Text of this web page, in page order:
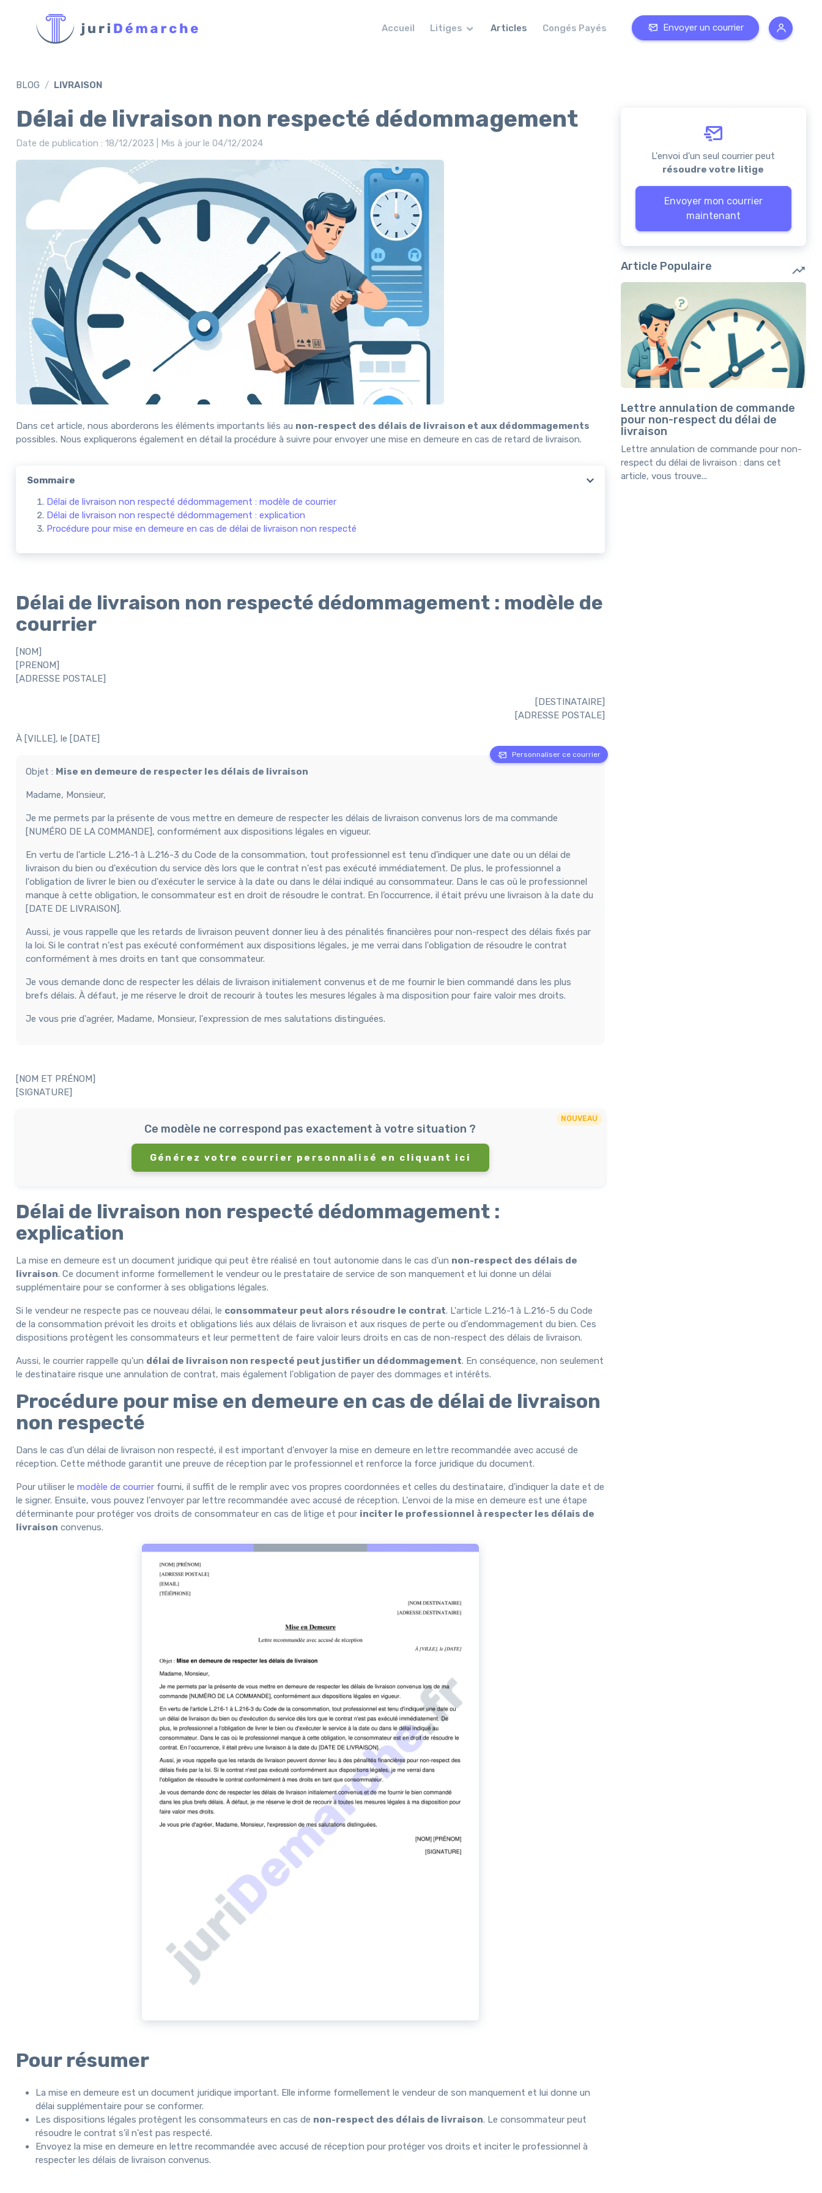
Accueil Litiges Articles Congés Payés Envoyer un courrier
BLOG LIVRAISON
Délai de livraison non respecté dédommagement
Date de publication : 18/12/2023 | Mis à jour le 04/12/2024
Dans cet article, nous aborderons les éléments importants liés au non-respect des délais de livraison et aux dédommagements
possibles. Nous expliquerons également en détail la procédure à suivre pour envoyer une mise en demeure en cas de retard de livraison.
Sommaire
Délai de livraison non respecté dédommagement : modèle de courrier
Délai de livraison non respecté dédommagement : explication
Procédure pour mise en demeure en cas de délai de livraison non respecté
Délai de livraison non respecté dédommagement : modèle de
courrier
[NOM]
[PRENOM]
[ADRESSE POSTALE]
[DESTINATAIRE]
[ADRESSE POSTALE]
À [VILLE], le [DATE]
Personnaliser ce courrier
Objet : Mise en demeure de respecter les délais de livraison
Madame, Monsieur,
Je me permets par la présente de vous mettre en demeure de respecter les délais de livraison convenus lors de ma commande
[NUMÉRO DE LA COMMANDE], conformément aux dispositions légales en vigueur.
En vertu de l'article L.216-1 à L.216-3 du Code de la consommation, tout professionnel est tenu d'indiquer une date ou un délai de
livraison du bien ou d'exécution du service dès lors que le contrat n'est pas exécuté immédiatement. De plus, le professionnel a
l'obligation de livrer le bien ou d'exécuter le service à la date ou dans le délai indiqué au consommateur. Dans le cas où le professionnel
manque à cette obligation, le consommateur est en droit de résoudre le contrat. En l’occurrence, il était prévu une livraison à la date du
[DATE DE LIVRAISON].
Aussi, je vous rappelle que les retards de livraison peuvent donner lieu à des pénalités financières pour non-respect des délais fixés par
la loi. Si le contrat n'est pas exécuté conformément aux dispositions légales, je me verrai dans l'obligation de résoudre le contrat
conformément à mes droits en tant que consommateur.
Je vous demande donc de respecter les délais de livraison initialement convenus et de me fournir le bien commandé dans les plus
brefs délais. À défaut, je me réserve le droit de recourir à toutes les mesures légales à ma disposition pour faire valoir mes droits.
Je vous prie d'agréer, Madame, Monsieur, l'expression de mes salutations distinguées.
[NOM ET PRÉNOM]
[SIGNATURE]
NOUVEAU
Ce modèle ne correspond pas exactement à votre situation ?
Générez votre courrier personnalisé en cliquant ici
Délai de livraison non respecté dédommagement :
explication
La mise en demeure est un document juridique qui peut être réalisé en tout autonomie dans le cas d'un non-respect des délais de
livraison. Ce document informe formellement le vendeur ou le prestataire de service de son manquement et lui donne un délai
supplémentaire pour se conformer à ses obligations légales.
Si le vendeur ne respecte pas ce nouveau délai, le consommateur peut alors résoudre le contrat. L'article L.216-1 à L.216-5 du Code
de la consommation prévoit les droits et obligations liés aux délais de livraison et aux risques de perte ou d'endommagement du bien. Ces
dispositions protègent les consommateurs et leur permettent de faire valoir leurs droits en cas de non-respect des délais de livraison.
Aussi, le courrier rappelle qu'un délai de livraison non respecté peut justifier un dédommagement. En conséquence, non seulement
le destinataire risque une annulation de contrat, mais également l'obligation de payer des dommages et intérêts.
Procédure pour mise en demeure en cas de délai de livraison
non respecté
Dans le cas d'un délai de livraison non respecté, il est important d'envoyer la mise en demeure en lettre recommandée avec accusé de
réception. Cette méthode garantit une preuve de réception par le professionnel et renforce la force juridique du document.
Pour utiliser le modèle de courrier fourni, il suffit de le remplir avec vos propres coordonnées et celles du destinataire, d'indiquer la date et de
le signer. Ensuite, vous pouvez l'envoyer par lettre recommandée avec accusé de réception. L'envoi de la mise en demeure est une étape
déterminante pour protéger vos droits de consommateur en cas de litige et pour inciter le professionnel à respecter les délais de
livraison convenus.
Pour résumer
La mise en demeure est un document juridique important. Elle informe formellement le vendeur de son manquement et lui donne un
délai supplémentaire pour se conformer.
Les dispositions légales protègent les consommateurs en cas de non-respect des délais de livraison. Le consommateur peut
résoudre le contrat s'il n'est pas respecté.
Envoyez la mise en demeure en lettre recommandée avec accusé de réception pour protéger vos droits et inciter le professionnel à
respecter les délais de livraison convenus.
L'envoi d'un seul courrier peut
résoudre votre litige
Envoyer mon courrier
maintenant
Article Populaire
Lettre annulation de commande
pour non-respect du délai de
livraison
Lettre annulation de commande pour non-
respect du délai de livraison : dans cet
article, vous trouve...